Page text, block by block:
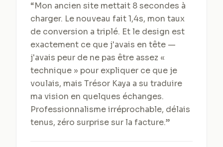
“Mon ancien site mettait 8 secondes à
charger. Le nouveau fait 1,4s, mon taux
de conversion a triplé. Et le design est
exactement ce que j'avais en tête —
j'avais peur de ne pas être assez «
technique » pour expliquer ce que je
voulais, mais Trésor Kaya a su traduire
ma vision en quelques échanges.
Professionnalisme irréprochable, délais
tenus, zéro surprise sur la facture.”